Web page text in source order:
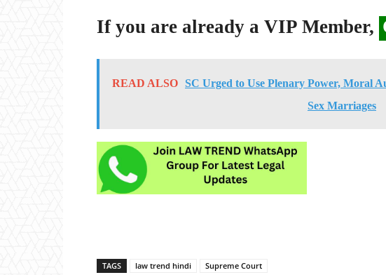
If you are already a VIP Member,
READ ALSO SC Urged to Use Plenary Power, Moral
Sex Marriages
TAGS law trend hindi Supreme Court